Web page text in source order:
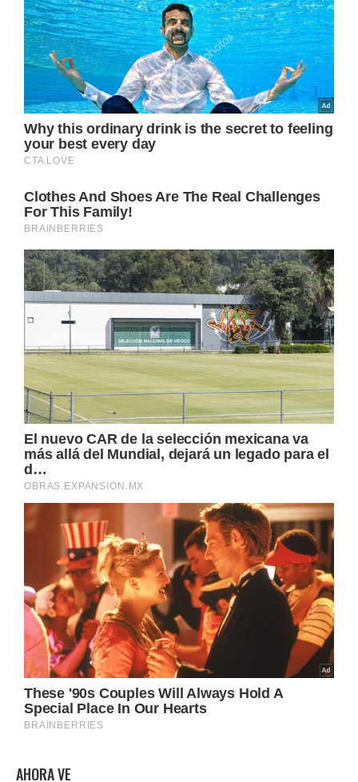
AHORA VE